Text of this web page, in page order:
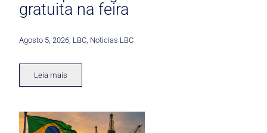
gratuita na feira
Agosto 5, 2026 LBC Noticias LBC
Leia mais